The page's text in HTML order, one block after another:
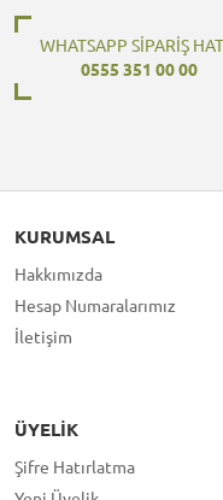
WHATSAPP SİPARİŞ
0555 351 00 00
KURUMSAL
Hakkımızda
Hesap Numaralarımız
İletişim
ÜYELIK
Şifre Hatırlatma